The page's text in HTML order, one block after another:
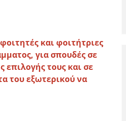
και φοιτήτριες
για σπουδές σε
επιλογής τους και σε
του εξωτερικού να